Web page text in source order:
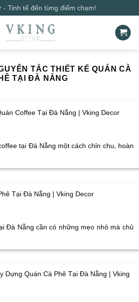
- Tinh tế đến từng điểm chạm!
TẮC THIẾT KẾ QUÁN CÀ
TẠI ĐÀ NẴNG
Coffee Tại Đà Nẵng | Vking Decor
tại Đà Nẵng một cách chỉn chu, hoàn
Tại Đà Nẵng | Vking Decor
Đà Nẵng cần có những mẹo nhỏ mà chủ
Dựng Quán Cà Phê Tại Đà Nẵng | Vking